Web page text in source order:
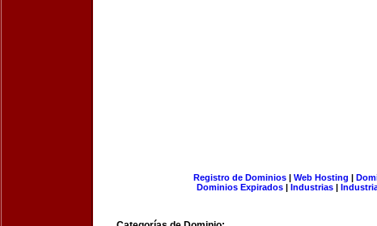
Registro de Dominios| Web Hosting |
Dominios Expirados | Industrias |